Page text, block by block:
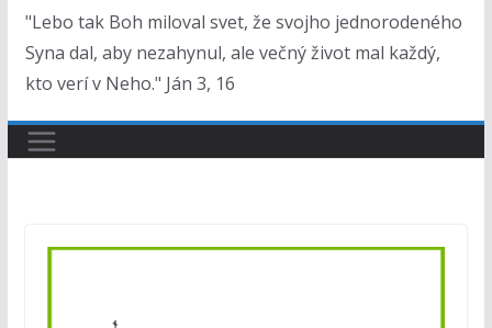
"Lebo tak Boh miloval svet, že svojho jednorodeného
Syna dal, aby nezahynul, ale večný život mal každý,
kto verí v Neho." Ján 3, 16